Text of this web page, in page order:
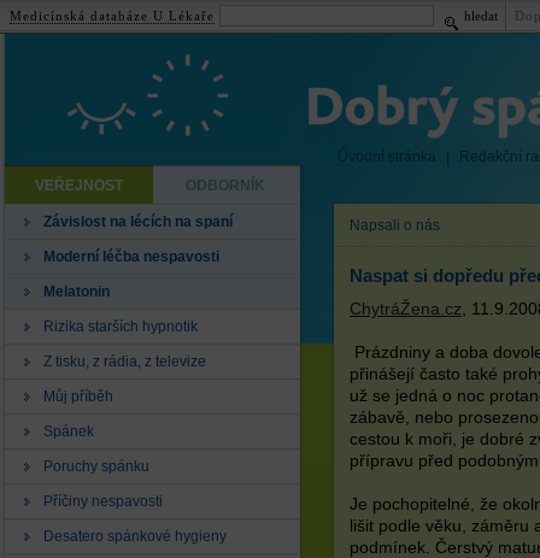
Úvodní stránka
Redakční
VEŘEJNOST
ODBORNÍK
Závislost na lécích na spaní
Moderní léčba nespavosti
Melatonin
Rizika starších hypnotik
Z tisku, z rádia, z televize
Můj příběh
Spánek
Poruchy spánku
Příčiny nespavosti
Desatero spánkové hygieny
Napsali o nás
Naspat si dopředu
ChytráŽena.cz ,
Prázdniny a doba
přinášejí často také
už se jedná o noc
zábavě, nebo
cestou k moři, je dobré
přípravu před
Je pochopitelné, že
lišit podle věku, záměru
podmínek. Čerstvý
Medicínská databáze U Lékaře hledat